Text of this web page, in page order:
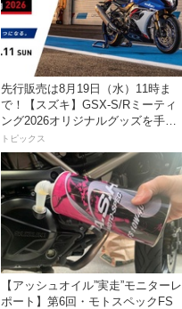
先行販売は8月19日（水）11時ま
で！【スズキ】GSX-S/Rミーティ
ング2026オリジナルグッズを手に
入れよう！
トピックス
【アッシュオイル”実走”モニターレ
ポート】第6回・モトスペックFS